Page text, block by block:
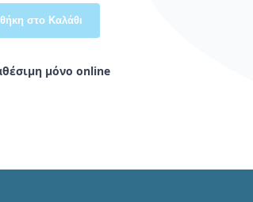
μόνο online
στο Καλάθι